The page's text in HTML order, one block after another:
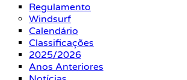
Regulamento
Windsurf
Calendário
Classificações
2025/2026
Anos Anteriores